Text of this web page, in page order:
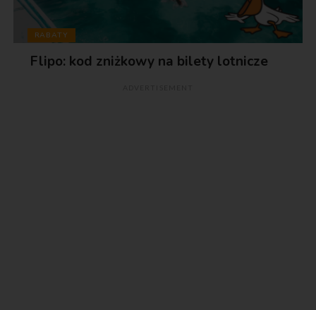
RABATY
Flipo: kod zniżkowy na bilety lotnicze